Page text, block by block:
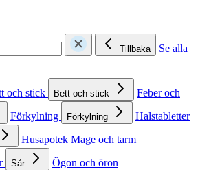
Tillbaka
Se alla
och stick Bett och stick
Feber och
Förkylning Förkylning
Halstabletter
Husapotek Mage och tarm
Sår Ögon och öron